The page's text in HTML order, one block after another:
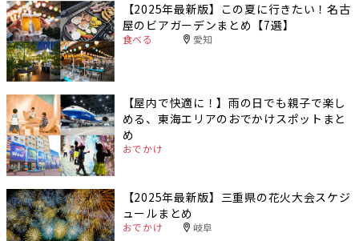
【2025年最新版】この夏に行きたい！名古
屋のビアガーデンまとめ【7選】
食べる 愛知
【屋内で快適に！】雨の日でも親子で楽し
める、東海エリアのおでかけスポットまと
め
おでかけ
【2025年最新版】三重県の花火大会スケジ
ュールまとめ
おでかけ 岐阜